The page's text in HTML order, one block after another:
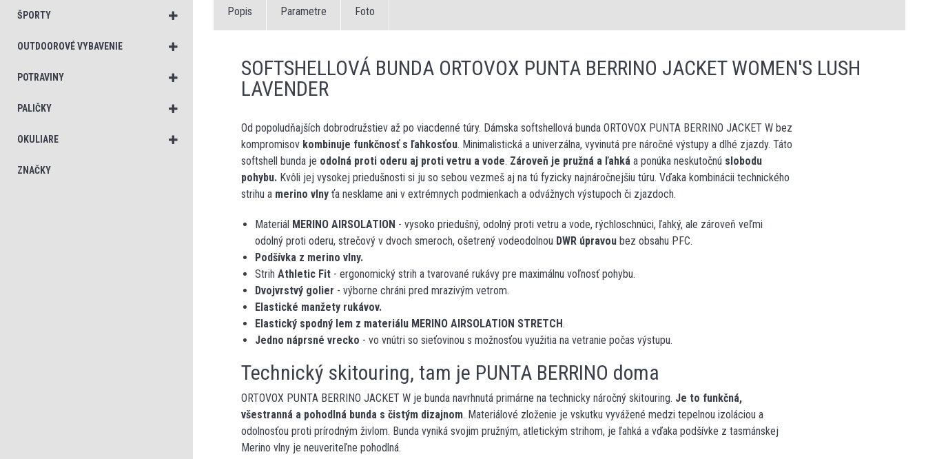
ŠPORTY
OUTDOOROVÉ VYBAVENIE
POTRAVINY
PALIČKY
OKULIARE
ZNAČKY
Popis Parametre Foto
SOFTSHELLOVÁ BUNDA ORTOVOX PUNTA BERRINO JACKET WOMEN'S LUSH
LAVENDER
Od popoludňajších dobrodružstiev až po viacdenné túry. Dámska softshellová bunda ORTOVOX PUNTA BERRINO JACKET W bez
kompromisov kombinuje funkčnosť s ľahkosťou. Minimalistická a univerzálna, vyvinutá pre náročné výstupy a dlhé zjazdy. Táto
softshell bunda je odolná proti oderu aj proti vetru a vode. Zároveň je pružná a ľahká a ponúka neskutočnú slobodu
pohybu. Kvôli jej vysokej priedušnosti si ju so sebou vezmeš aj na tú fyzicky najnáročnejšiu túru. Vďaka kombinácii technického
strihu a merino vlny ťa nesklame ani v extrémnych podmienkach a odvážnych výstupoch či zjazdoch.
Materiál MERINO AIRSOLATION - vysoko priedušný, odolný proti vetru a vode, rýchloschnúci, ľahký, ale zároveň veľmi
odolný proti oderu, strečový v dvoch smeroch, ošetrený vodeodolnou DWR úpravou bez obsahu PFC.
Podšívka z merino vlny.
Strih Athletic Fit - ergonomický strih a tvarované rukávy pre maximálnu voľnosť pohybu.
Dvojvrstvý golier - výborne chráni pred mrazivým vetrom.
Elastické manžety rukávov.
Elastický spodný lem z materiálu MERINO AIRSOLATION STRETCH.
Jedno náprsné vrecko - vo vnútri so sieťovinou s možnosťou využitia na vetranie počas výstupu.
Technický skitouring, tam je PUNTA BERRINO doma
ORTOVOX PUNTA BERRINO JACKET W je bunda navrhnutá primárne na technicky náročný skitouring. Je to funkčná,
všestranná a pohodlná bunda s čistým dizajnom. Materiálové zloženie je vskutku vyvážené medzi tepelnou izoláciou a
odolnosťou proti prírodným živlom. Bunda vyniká svojim pružným, atletickým strihom, je ľahká a vďaka podšívke z tasmánskej
Merino vlny je neuveriteľne pohodlná.